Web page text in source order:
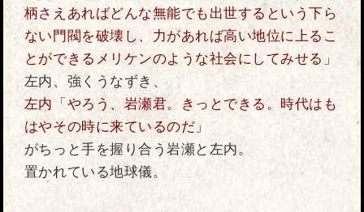
柄さえあればどんな無能でも出世するという下ら
ない門閥を破壊し、力があれば高い地位に上るこ
とができるメリケンのような社会にしてみせる」
左内、強くうなずき、
左内「やろう、岩瀬君。きっとできる。時代はも
はやその時に来ているのだ」
がちっと手を握り合う岩瀬と左内。
置かれている地球儀。